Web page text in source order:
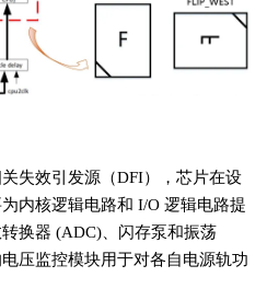
失效引发源（DFI），芯片在设
内核逻辑电路和 I/O 逻辑电路提
换器 (ADC)、闪存泵和振荡
压监控模块用于对各自电源轨功